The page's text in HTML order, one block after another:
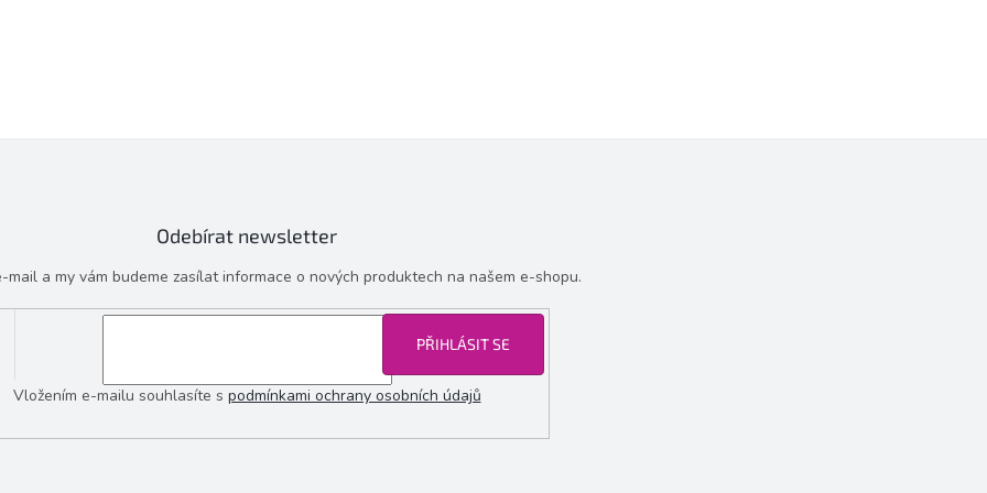
Odebírat newsletter
mail a my vám budeme zasílat informace o nových produktech na našem e-shopu.
Vložením e-mailu souhlasíte s podmínkami ochrany osobních údajů
PŘIHLÁSIT SE